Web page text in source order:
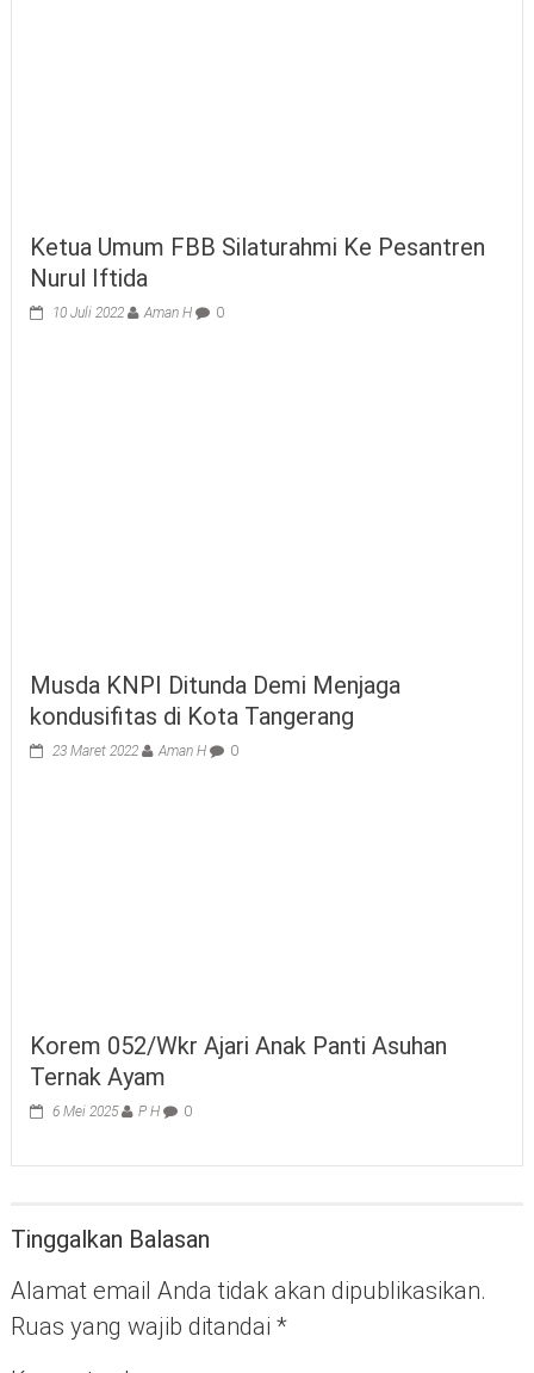
Ketua Umum FBB Silaturahmi Ke Pesantren
Nurul Iftida
10 Juli 2022 Aman H 0
Musda KNPI Ditunda Demi Menjaga
kondusifitas di Kota Tangerang
23 Maret 2022 Aman H 0
Korem 052/Wkr Ajari Anak Panti Asuhan
Ternak Ayam
6 Mei 2025 P H 0
Tinggalkan Balasan
Alamat email Anda tidak akan dipublikasikan.
Ruas yang wajib ditandai *